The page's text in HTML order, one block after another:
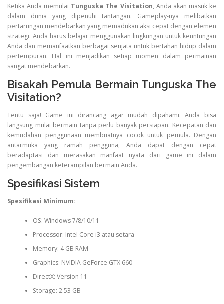
Ketika Anda memulai Tunguska The Visitation, Anda akan masuk ke
dalam dunia yang dipenuhi tantangan. Gameplay-nya melibatkan
pertarungan mendebarkan yang memadukan aksi cepat dengan elemen
strategi. Anda harus belajar menggunakan lingkungan untuk keuntungan
Anda dan memanfaatkan berbagai senjata untuk bertahan hidup dalam
pertempuran. Hal ini menjadikan setiap momen dalam permainan
sangat mendebarkan.
Bisakah Pemula Bermain Tunguska The
Visitation?
Tentu saja! Game ini dirancang agar mudah dipahami. Anda bisa
langsung mulai bermain tanpa perlu banyak persiapan. Kecepatan dan
kemudahan penggunaan membuatnya cocok untuk pemula. Dengan
antarmuka yang ramah pengguna, Anda dapat dengan cepat
beradaptasi dan merasakan manfaat nyata dari game ini dalam
pengembangan keterampilan bermain Anda.
Spesifikasi Sistem
Spesifikasi Minimum:
OS: Windows 7/8/10/11
Processor: Intel Core i3 atau setara
Memory: 4 GB RAM
Graphics: NVIDIA GeForce GTX 660
DirectX: Version 11
Storage: 2.53 GB